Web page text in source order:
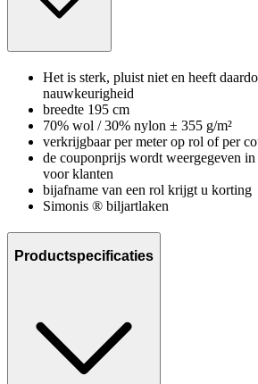
Het is sterk, pluist niet en heeft
nauwkeurigheid
breedte 195 cm
70% wol / 30% nylon ± 355 g/m²
verkrijgbaar per meter op rol of per
de couponprijs wordt weergegeven
voor klanten
bijafname van een rol krijgt u korting
Simonis ® biljartlaken
Productspecificaties